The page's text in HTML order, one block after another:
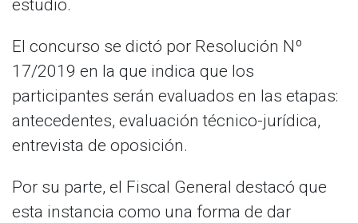
estudio.
El concurso se dictó por Resolución Nº
17/2019 en la que indica que los
participantes serán evaluados en las etapas:
antecedentes, evaluación técnico-jurídica,
entrevista de oposición.
Por su parte, el Fiscal General destacó que
esta instancia como una forma de dar